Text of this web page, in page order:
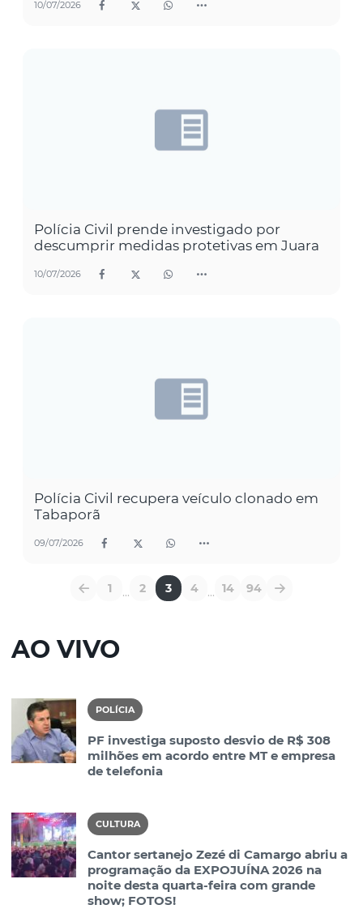
10/07/2026
Polícia Civil prende investigado por
descumprir medidas protetivas em Juara
10/07/2026
Polícia Civil recupera veículo clonado em
Tabaporã
09/07/2026
1 ... 2 3 4 ... 14 94
AO VIVO
POLÍCIA
PF investiga suposto desvio de R$ 308
milhões em acordo entre MT e empresa
de telefonia
CULTURA
Cantor sertanejo Zezé di Camargo abriu a
programação da EXPOJUÍNA 2026 na
noite desta quarta-feira com grande
show; FOTOS!